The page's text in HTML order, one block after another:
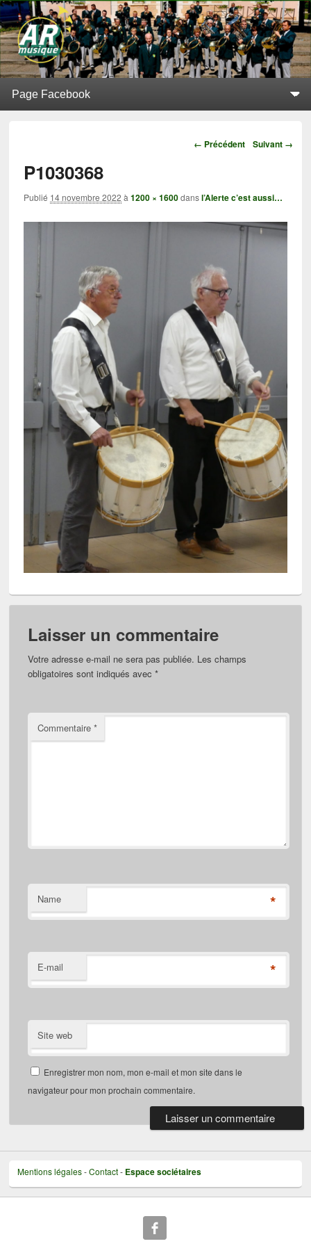
L'Alerte de Replonges
BATTERIE-FANFARE SITUÉE À REPLONGES (AIN)
Navigation
← Précédent Suivant →
P1030368
Publié 14 novembre 2022 à1200 × 1600dansl’Alerte c’est aussi…
Laisser un commentaire
Votre adresse e-mail ne sera pas publiée. Les champs
obligatoires sont indiqués avec*
Commentaire*
Name *
E-mail *
Site web
Enregistrer mon nom, mon e-mail et mon site dans le
navigateur pour mon prochain commentaire.
Mentions légales-Contact- Espace sociétaires